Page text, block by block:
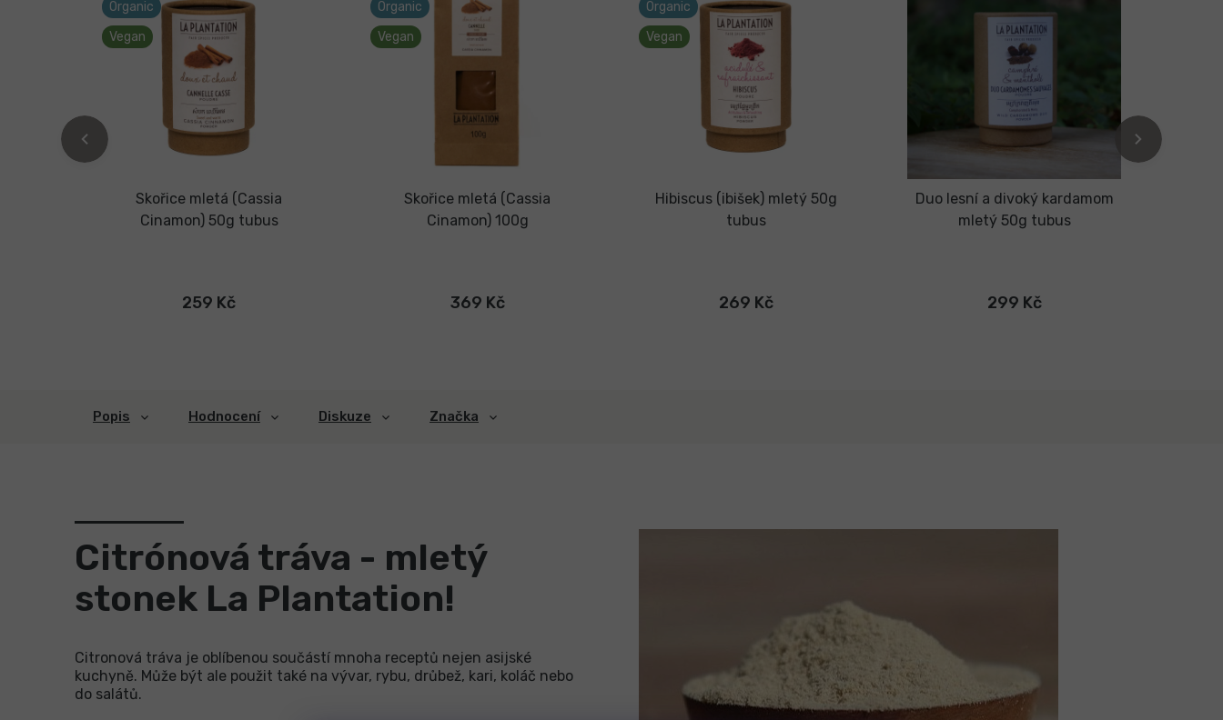
Organic
Vegan
Skořice mletá (Cassia
Cinamon) 50g tubus
259 Kč
Organic
Vegan
Skořice mletá (Cassia
Cinamon) 100g
369 Kč
Organic
Vegan
Hibiscus (ibišek) mletý 50g
tubus
269 Kč
Duo lesní a divoký kardamom
mletý 50g tubus
299 Kč
Popis Hodnocení Diskuze Značka
Citrónová tráva - mletý
stonek La Plantation!
Citronová tráva je oblíbenou součástí mnoha receptů nejen asijské
kuchyně. Může být ale použit také na vývar, rybu, drůbež, kari, koláč nebo
do salátů.